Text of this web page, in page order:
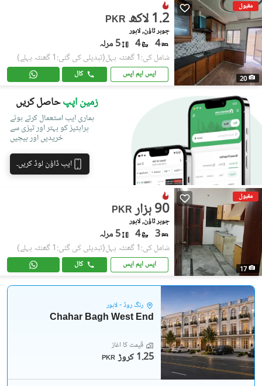
مقبول
20
PKR 1.2 لاکھ
جوہر ٹاؤن, لاہور
4
4 5 مرلہ
شامل کی:1 گھنٹہ پہل (تبدیلی کی گئی:1 گھنٹہ پہلے)
ایس ایم ایس کال
زمین اپپحاصل کریں
ہماری ایپ استعمال کرتے ہوئے
پراپٹیز کو بہتر اور تیزی سے
خریدیں اور بیچیں
ایپ ڈاؤن لوڈ کریں۔
مقبول
17
PKR 90 ہزار
جوہر ٹاؤن, لاہور
3
4 5 مرلہ
شامل کی:1 گھنٹہ پہل (تبدیلی کی گئی:1 گھنٹہ پہلے)
ایس ایم ایس کال
رِنگ روڈ - لاہور
Chahar Bagh West End
قیمت کا آغاز
PKR 1.25 کروڑ